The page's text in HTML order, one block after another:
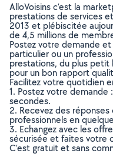
AlloVoisins c’est la
prestations de services
2013 et plébiscitée
de 4,5 millions de
Postez votre demande
particulier ou un
prestations, du plus petit
pour un bon rapport
Facilitez votre quotidien
1. Postez votre demande
secondes.
2. Recevez des
professionnels en
3. Echangez avec les
sécurisée et faites votre
C’est gratuit et sans